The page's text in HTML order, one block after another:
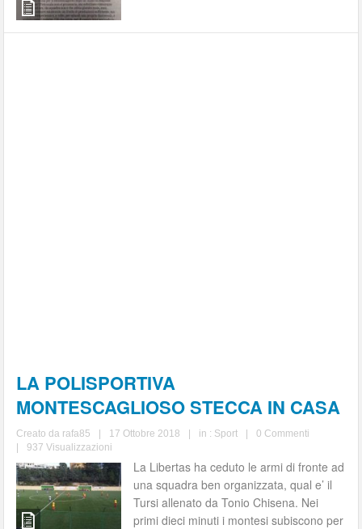
LA POLISPORTIVA
MONTESCAGLIOSO STECCA IN CASA
Creato da rafa85 17 Ottobre 2018 in : Sport
0 Commenti
937 Visualizzazioni
La Libertas ha ceduto le armi di fronte ad
una squadra ben organizzata, qual e’ il
Tursi allenato da Tonio Chisena. Nei
primi dieci minuti i montesi subiscono per